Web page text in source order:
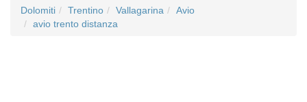
Dolomiti Trentino Vallagarina
Avio
avio trento distanza